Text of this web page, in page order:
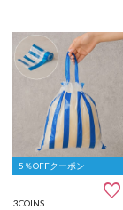
5％OFFクーポン

3COINS